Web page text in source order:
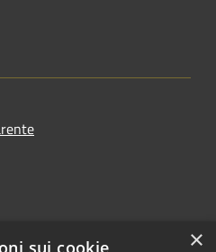
×
sui cookie